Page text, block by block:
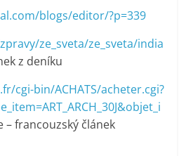
blogs/editor/?p=339
ze_sveta/ze_sveta/india
z deníku
cgi-bin/ACHATS/acheter.cgi?
– francouzský článek